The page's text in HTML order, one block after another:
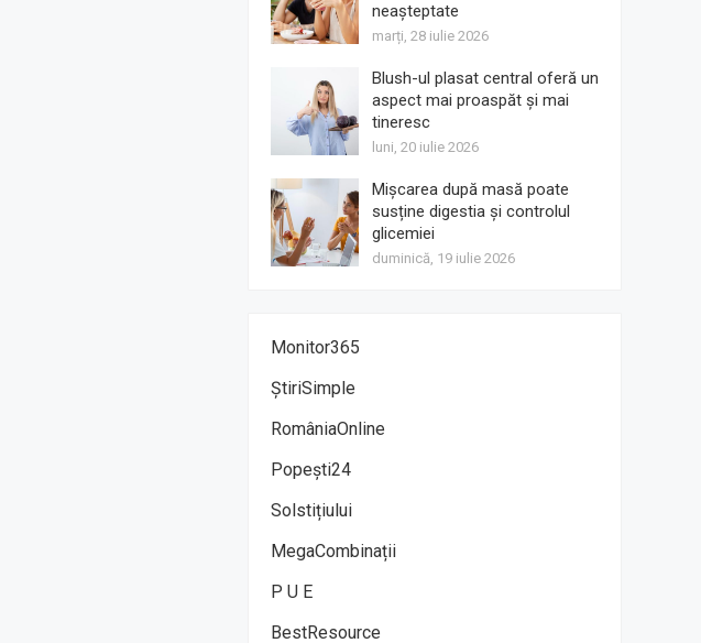
neașteptate
marți, 28 iulie 2026
Blush-ul plasat central oferă un
aspect mai proaspăt și mai
tineresc
luni, 20 iulie 2026
Mișcarea după masă poate
susține digestia și controlul
glicemiei
duminică, 19 iulie 2026
Monitor365
ȘtiriSimple
RomâniaOnline
Popești24
Solstițiului
MegaCombinații
P U E
BestResource